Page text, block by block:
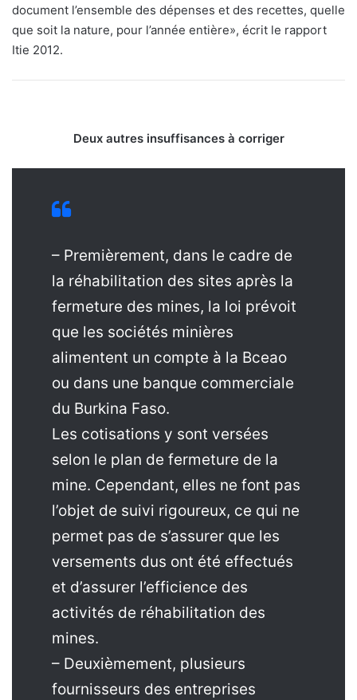
document l’ensemble des dépenses et des recettes, quelle
que soit la nature, pour l’année entière», écrit le rapport
Itie 2012.
Deux autres insuffisances à corriger
– Premièrement, dans le cadre de
la réhabilitation des sites après la
fermeture des mines, la loi prévoit
que les sociétés minières
alimentent un compte à la Bceao
ou dans une banque commerciale
du Burkina Faso.
Les cotisations y sont versées
selon le plan de fermeture de la
mine. Cependant, elles ne font pas
l’objet de suivi rigoureux, ce qui ne
permet pas de s’assurer que les
versements dus ont été effectués
et d’assurer l’efficience des
activités de réhabilitation des
mines.
– Deuxièmement, plusieurs
fournisseurs des entreprises